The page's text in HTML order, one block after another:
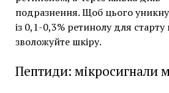
подразнення. Щоб цього
із 0,1-0,3% ретинолу для старту
зволожуйте шкіру.
Пептиди: мікросигнали